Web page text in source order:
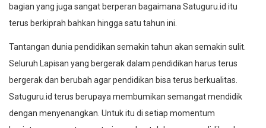
bagian yang juga sangat berperan bagaimana Satuguru.id itu
terus berkiprah bahkan hingga satu tahun ini.
Tantangan dunia pendidikan semakin tahun akan semakin sulit.
Seluruh Lapisan yang bergerak dalam pendidikan harus terus
bergerak dan berubah agar pendidikan bisa terus berkualitas.
Satuguru.id terus berupaya membumikan semangat mendidik
dengan menyenangkan. Untuk itu di setiap momentum